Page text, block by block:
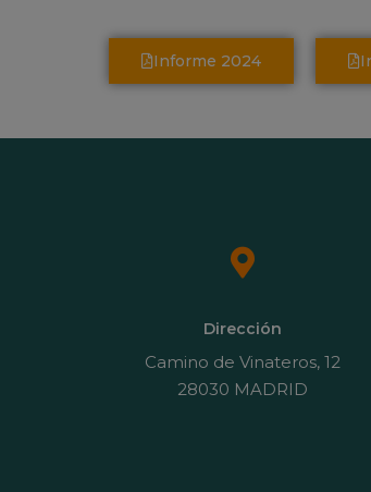
Informe 2024
Dirección
Camino de Vinateros, 12
28030 MADRID